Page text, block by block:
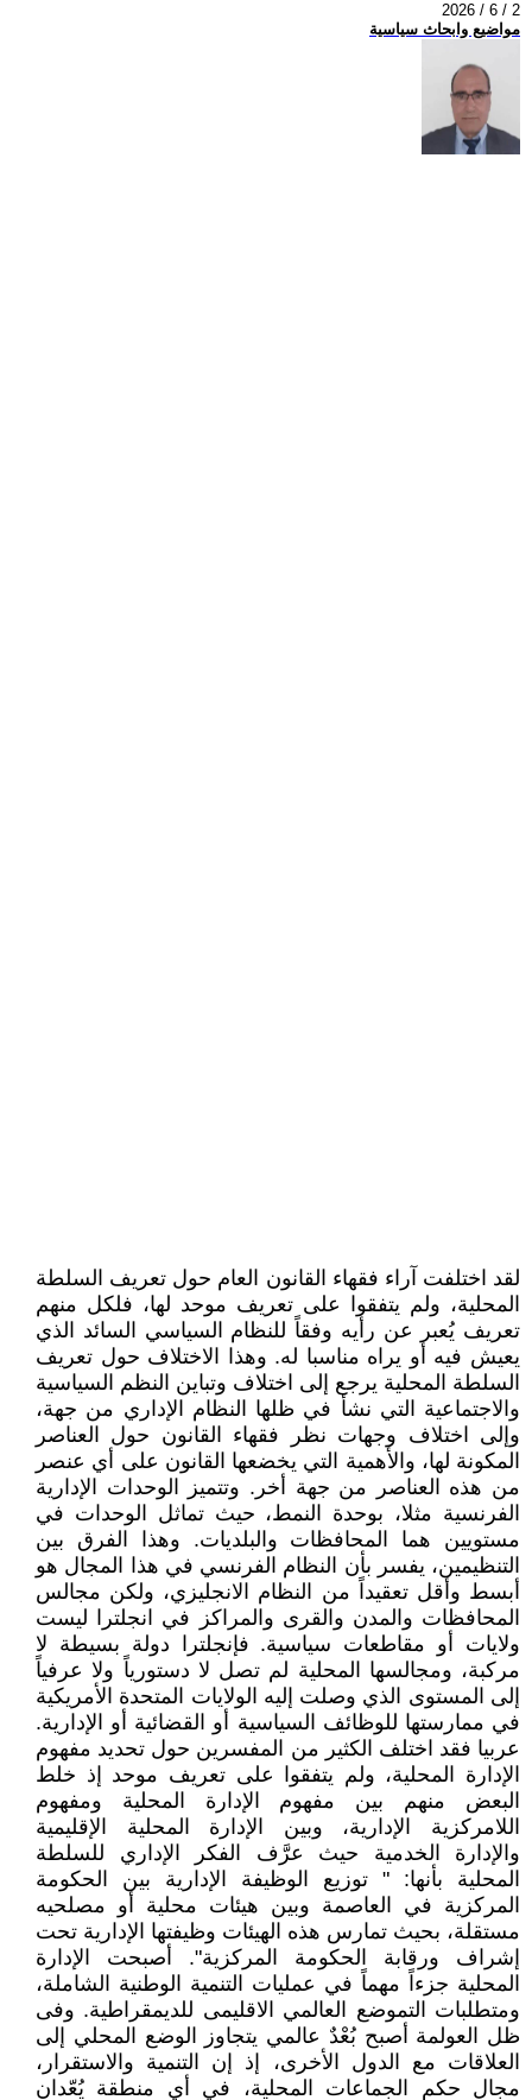
2026 / 6 / 2
مواضيع وابحاث سياسية
لقد اختلفت آراء فقهاء القانون العام حول تعريف السلطة
المحلية، ولم يتفقوا على تعريف موحد لها، فلكل منهم
تعريف يُعبر عن رأيه وفقاً للنظام السياسي السائد الذي
يعيش فيه أو يراه مناسبا له. وهذا الاختلاف حول تعريف
السلطة المحلية يرجع إلى اختلاف وتباين النظم السياسية
والاجتماعية التي نشأ في ظلها النظام الإداري من جهة،
وإلى اختلاف وجهات نظر فقهاء القانون حول العناصر
المكونة لها، والأهمية التي يخضعها القانون على أي عنصر
من هذه العناصر من جهة أخر. وتتميز الوحدات الإدارية
الفرنسية مثلا، بوحدة النمط، حيث تماثل الوحدات في
مستويين هما المحافظات والبلديات. وهذا الفرق بين
التنظيمين، يفسر بأن النظام الفرنسي في هذا المجال هو
أبسط وأقل تعقيداً من النظام الانجليزي، ولكن مجالس
المحافظات والمدن والقرى والمراكز في انجلترا ليست
ولايات أو مقاطعات سياسية. فإنجلترا دولة بسيطة لا
مركبة، ومجالسها المحلية لم تصل لا دستورياً ولا عرفياً
إلى المستوى الذي وصلت إليه الولايات المتحدة الأمريكية
في ممارستها للوظائف السياسية أو القضائية أو الإدارية.
عربيا فقد اختلف الكثير من المفسرين حول تحديد مفهوم
الإدارة المحلية، ولم يتفقوا على تعريف موحد إذ خلط
البعض منهم بين مفهوم الإدارة المحلية ومفهوم
اللامركزية الإدارية، وبين الإدارة المحلية الإقليمية
والإدارة الخدمية حيث عرَّف الفكر الإداري للسلطة
المحلية بأنها: " توزيع الوظيفة الإدارية بين الحكومة
المركزية في العاصمة وبين هيئات محلية أو مصلحيه
مستقلة، بحيث تمارس هذه الهيئات وظيفتها الإدارية تحت
إشراف ورقابة الحكومة المركزية". أصبحت الإدارة
المحلية جزءاً مهماً في عمليات التنمية الوطنية الشاملة،
ومتطلبات التموضع العالمي الاقليمى للديمقراطية. وفى
ظل العولمة أصبح بُعْدٌ عالمي يتجاوز الوضع المحلي إلى
العلاقات مع الدول الأخرى، إذ إن التنمية والاستقرار،
مجال حكم الجماعات المحلية، في أي منطقة يُعّدان